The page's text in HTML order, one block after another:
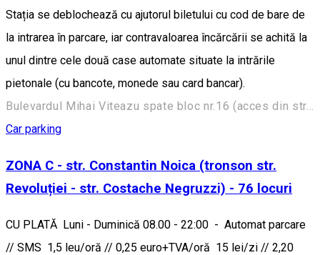
Stația se deblochează cu ajutorul biletului cu cod de bare de
la intrarea în parcare, iar contravaloarea încărcării se achită la
unul dintre cele două case automate situate la intrările
pietonale (cu bancote, monede sau card bancar).
Bulevardul Mihai Viteazu spate bloc nr.16 (acces din str. N. Iorga sau din str. Rahovei)
Car parking
ZONA C - str. Constantin Noica (tronson str.
Revoluției - str. Costache Negruzzi) - 76 locuri
CU PLATĂ Luni - Duminică 08.00 - 22:00 - Automat parcare
// SMS 1,5 leu/oră // 0,25 euro+TVA/oră 15 lei/zi // 2,20